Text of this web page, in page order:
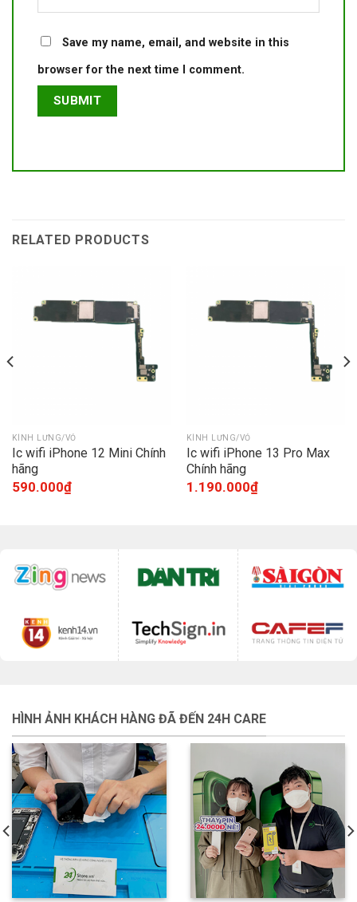
Save my name, email, and website in this
browser for the next time I comment.
RELATED PRODUCTS
KÍNH LƯNG/VỎ
Ic wifi iPhone 12 Mini Chính
hãng
590.000₫
KÍNH LƯNG/VỎ
Ic wifi iPhone 13 Pro Max
Chính hãng
1.190.000₫
HÌNH ẢNH KHÁCH HÀNG ĐÃ ĐẾN 24H CARE